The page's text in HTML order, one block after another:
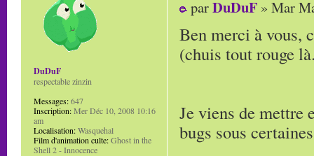
parDuDuF » Mar
Ben merci à vous,
(chuis tout rouge
Je viens de mettre
bugs sous
DuDuF
respectable zinzin
Messages:647
Inscription:Mer Déc 10, 2008 10:16
am
Localisation:Wasquehal
Film d'animation culte:Ghost in the
Shell 2 - Innocence